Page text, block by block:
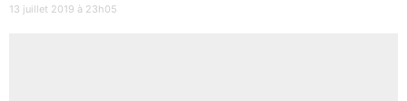
13 juillet 2019 à 23h05